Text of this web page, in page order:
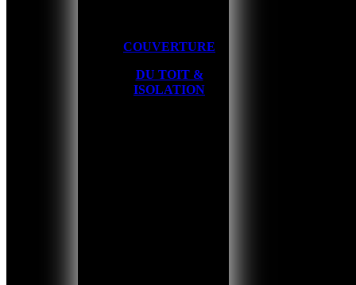
COUVERTURE
DU TOIT &
ISOLATION